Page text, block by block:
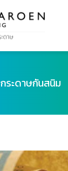
กระดาษกันสนิม